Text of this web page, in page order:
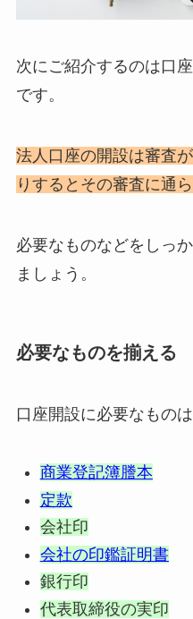
次にご紹介するのは口
です。
法人口座の開設は審査
りするとその審査に通
必要なものなどをしっ
ましょう。
必要なものを揃える
口座開設に必要なもの
商業登記簿謄本
定款
会社印
会社の印鑑証明書
銀行印
代表取締役の実印